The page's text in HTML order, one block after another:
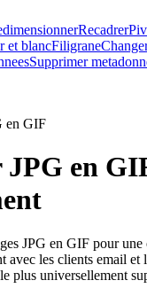
Recadrer
et blancFiligrane
Supprimer
en GIF
en
JPG en GIF pour
avec les clients email et
plus universellement